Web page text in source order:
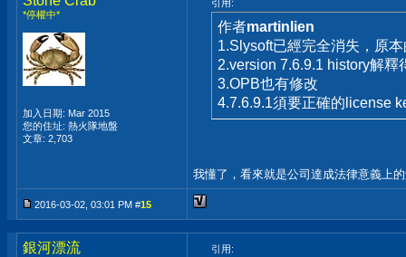
*停權中*
加入日期: Mar 2015
您的住址: 熱火隊地盤
文章: 2,703
引用:
作者martinlien
1.Slysoft已經完全消失，原
2.version 7.6.9.1 history解釋
3.OPB也有修改
4.7.6.9.1須要正確的license
我懂了，看來就是公司達成法律意義上
2016-03-02, 03:01 PM #15
銀河漂流 引用: